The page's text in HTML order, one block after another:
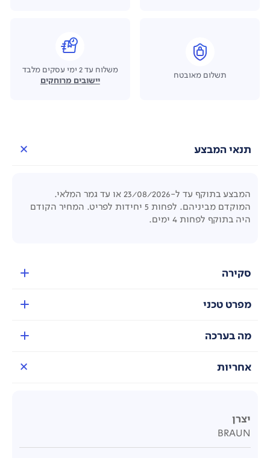
תשלום מאובטח
משלוח עד 2 ימי עסקים מלבד
יישובים מרוחקים
תנאי המבצע
המבצע בתוקף עד ל-23/08/2026 או עד גמר המלאי.
המוקדם מביניהם. לפחות 5 יחידות לפריט. המחיר הקודם
היה בתוקף לפחות 4 ימים.
סקירה
מפרט טכני
מה בערכה
אחריות
יצרן
BRAUN